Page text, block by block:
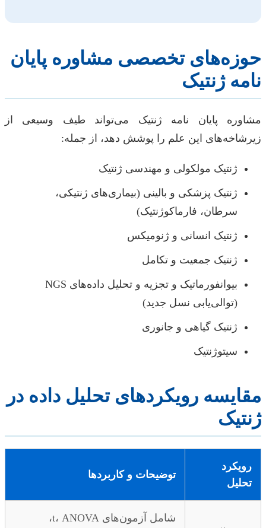
حوزه‌های تخصصی مشاوره پایان
نامه ژنتیک
مشاوره پایان نامه ژنتیک می‌تواند طیف وسیعی از
زیرشاخه‌های این علم را پوشش دهد، از جمله:
ژنتیک مولکولی و مهندسی ژنتیک
ژنتیک پزشکی و بالینی (بیماری‌های ژنتیکی،
سرطان، فارماکوژنتیک)
ژنتیک انسانی و ژنومیکس
ژنتیک جمعیت و تکامل
بیوانفورماتیک و تجزیه و تحلیل داده‌های NGS
(توالی‌یابی نسل جدید)
ژنتیک گیاهی و جانوری
سیتوژنتیک
مقایسه رویکردهای تحلیل داده در
ژنتیک
رویکرد
تحلیل
توضیحات و کاربردها
شامل آزمون‌های t، ANOVA،